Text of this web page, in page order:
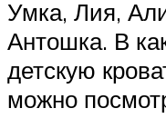
Умка, Лия,
Антошка. В
детскую
можно